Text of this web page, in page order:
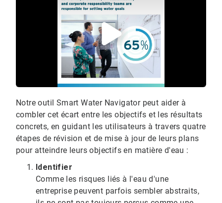
Notre outil Smart Water Navigator peut aider à
combler cet écart entre les objectifs et les résultats
concrets, en guidant les utilisateurs à travers quatre
étapes de révision et de mise à jour de leurs plans
pour atteindre leurs objectifs en matière d'eau :​​​​​​​
Identifier
Comme les risques liés à l'eau d'une
entreprise peuvent parfois sembler abstraits,